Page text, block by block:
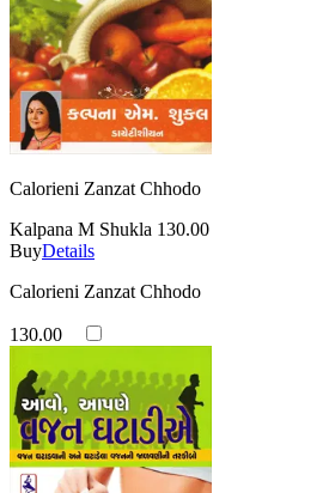
Calorieni Zanzat Chhodo
Kalpana M Shukla 130.00
BuyDetails
Calorieni Zanzat Chhodo
130.00